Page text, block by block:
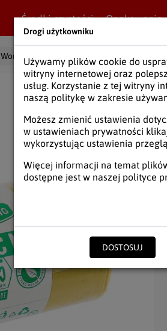
Środki czystości Opakowania
Worki na śmieci grube
Drogi użytkowniku
Używamy plików cookie do
witryny internetowej oraz
usług. Korzystanie z tej witryny
naszą politykę w zakresie
Możesz zmienić ustawienia
w ustawieniach prywatności
wykorzystując ustawienia
Więcej informacji na temat
dostępne jest w naszej polityce
DOSTOSUJ